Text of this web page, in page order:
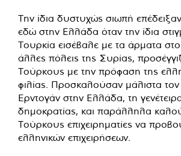
Την ίδια δυστυχώς σιωπή επέδειξαν
εδώ στην Ελλάδα όταν την ίδια
Τουρκία εισέβαλε με τα άρματα στο
άλλες πόλεις της Συρίας,
Τούρκους με την πρόφαση της
φιλίας. Προσκαλούσαν μάλιστα τον
Ερντογάν στην Ελλάδα, τη
δημοκρατίας, και παράλληλα
Τούρκους επιχειρηματίες να
ελληνικών επιχειρήσεων.